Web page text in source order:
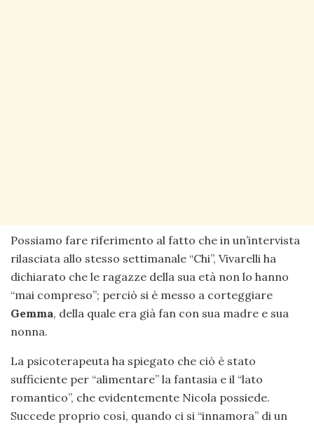
Possiamo fare riferimento al fatto che in un’intervista
rilasciata allo stesso settimanale “Chi”, Vivarelli ha
dichiarato che le ragazze della sua età non lo hanno
“mai compreso”; perciò si è messo a corteggiare
Gemma, della quale era già fan con sua madre e sua
nonna.
La psicoterapeuta ha spiegato che ciò è stato
sufficiente per “alimentare” la fantasia e il “lato
romantico”, che evidentemente Nicola possiede.
Succede proprio così, quando ci si “innamora” di un